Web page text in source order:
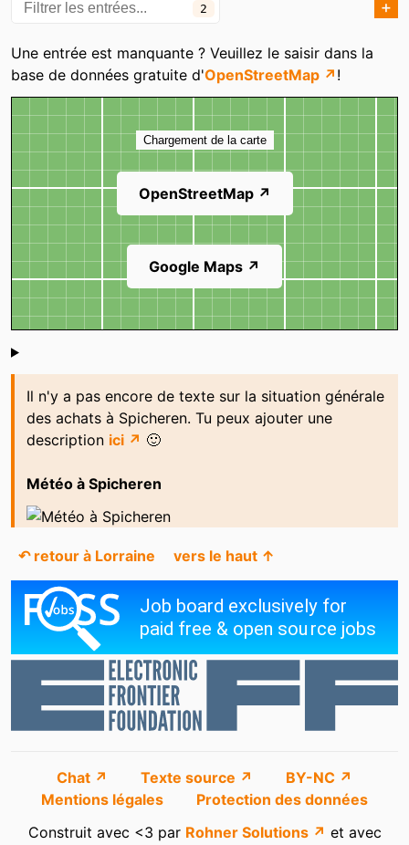
2 ➕
Catégories
Une entrée est manquante ? Veuillez le saisir dans la
base de données gratuite d'OpenStreetMap ↗ !
Carte
Chargement de la carte
OpenStreetMap ↗
Google Maps ↗
Shoutbox
Il n'y a pas encore de texte sur la situation générale
des achats à Spicheren. Tu peux ajouter une
description ici ↗ 🙂
Météo à Spicheren
↶ retour à Lorraine vers le haut ↑
Chat ↗ Texte source ↗
BY-NC ↗
Mentions légales
Protection des données
Construit avec <3 par Rohner Solutions ↗ et avec